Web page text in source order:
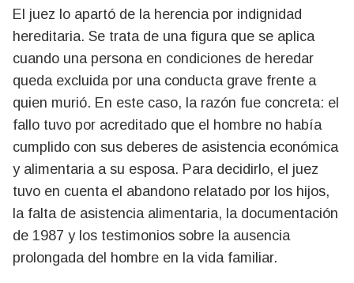
El juez lo apartó de la herencia por indignidad
hereditaria. Se trata de una figura que se aplica
cuando una persona en condiciones de heredar
queda excluida por una conducta grave frente a
quien murió. En este caso, la razón fue concreta: el
fallo tuvo por acreditado que el hombre no había
cumplido con sus deberes de asistencia económica
y alimentaria a su esposa. Para decidirlo, el juez
tuvo en cuenta el abandono relatado por los hijos,
la falta de asistencia alimentaria, la documentación
de 1987 y los testimonios sobre la ausencia
prolongada del hombre en la vida familiar.